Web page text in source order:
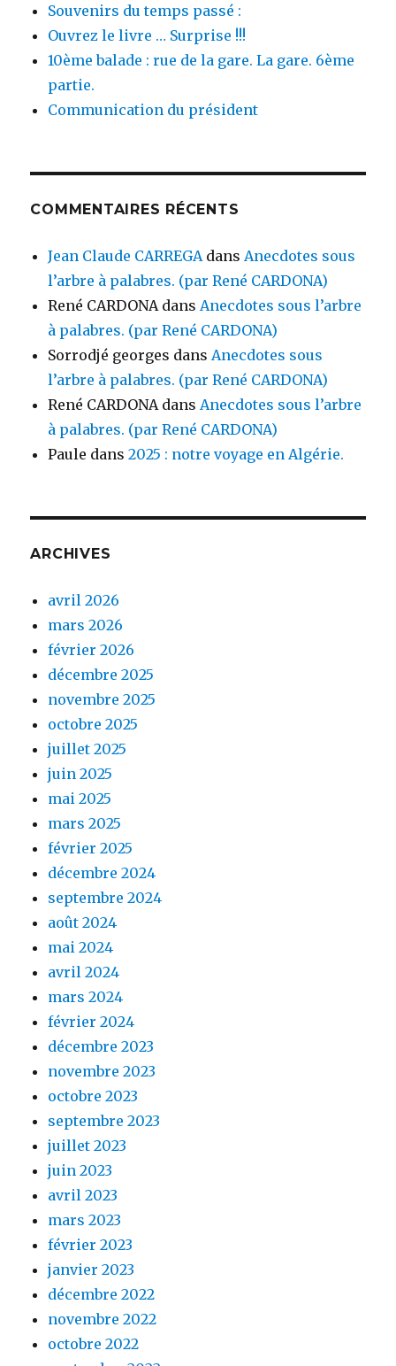
Souvenirs du temps passé :
Ouvrez le livre … Surprise !!!
10ème balade : rue de la gare. La gare. 6ème
partie.
Communication du président
COMMENTAIRES RÉCENTS
Jean Claude CARREGA dans Anecdotes sous
l’arbre à palabres. (par René CARDONA)
René CARDONA dans Anecdotes sous l’arbre
à palabres. (par René CARDONA)
Sorrodjé georges dans Anecdotes sous
l’arbre à palabres. (par René CARDONA)
René CARDONA dans Anecdotes sous l’arbre
à palabres. (par René CARDONA)
Paule dans2025 : notre voyage en Algérie.
ARCHIVES
avril 2026
mars 2026
février 2026
décembre 2025
novembre 2025
octobre 2025
juillet 2025
juin 2025
mai 2025
mars 2025
février 2025
décembre 2024
septembre 2024
août 2024
mai 2024
avril 2024
mars 2024
février 2024
décembre 2023
novembre 2023
octobre 2023
septembre 2023
juillet 2023
juin 2023
avril 2023
mars 2023
février 2023
janvier 2023
décembre 2022
novembre 2022
octobre 2022